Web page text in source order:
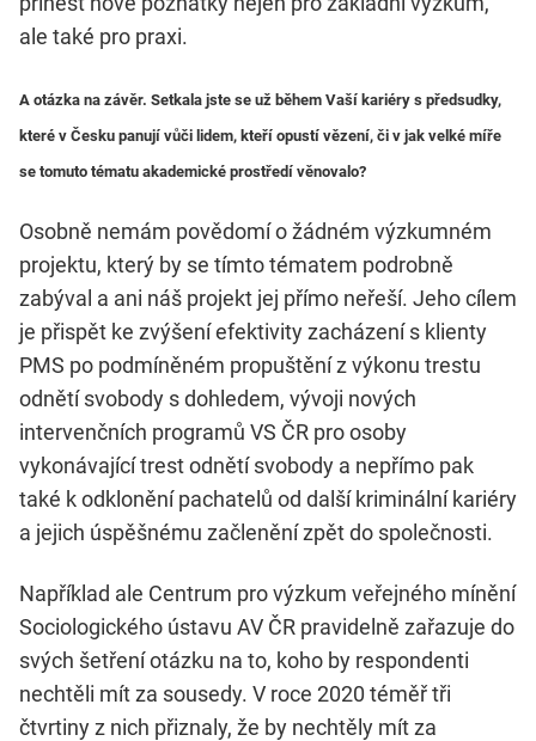
ale také pro praxi.
A otázka na závěr. Setkala jste se už během Vaší kariéry s předsudky,
které v Česku panují vůči lidem, kteří opustí vězení, či v jak velké míře
se tomuto tématu akademické prostředí věnovalo?
Osobně nemám povědomí o žádném výzkumném
projektu, který by se tímto tématem podrobně
zabýval a ani náš projekt jej přímo neřeší. Jeho cílem
je přispět ke zvýšení efektivity zacházení s klienty
PMS po podmíněném propuštění z výkonu trestu
odnětí svobody s dohledem, vývoji nových
intervenčních programů VS ČR pro osoby
vykonávající trest odnětí svobody a nepřímo pak
také k odklonění pachatelů od další kriminální kariéry
a jejich úspěšnému začlenění zpět do společnosti.
Například ale Centrum pro výzkum veřejného mínění
Sociologického ústavu AV ČR pravidelně zařazuje do
svých šetření otázku na to, koho by respondenti
nechtěli mít za sousedy. V roce 2020 téměř tři
čtvrtiny z nich přiznaly, že by nechtěly mít za